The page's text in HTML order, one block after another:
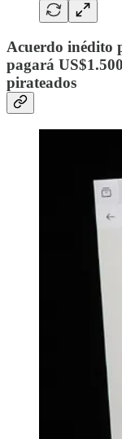
Acuerdo inédito
pagará
pirateados